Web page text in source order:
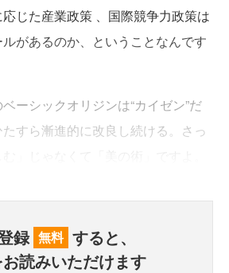
じた産業政策 、国際競争力政策は
があるのか、ということなんです
ーシックオリジンは“カイゼン”だ
すら漸進的に改良し続ける。さっ
録 無料 すると、
読みいただけます